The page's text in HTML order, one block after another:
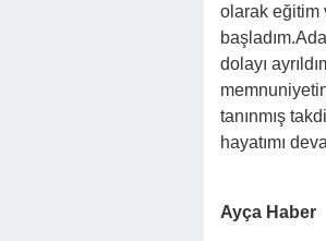
olarak eğitim
dolayı
tanınmış
hayatımı
Ayça Haber